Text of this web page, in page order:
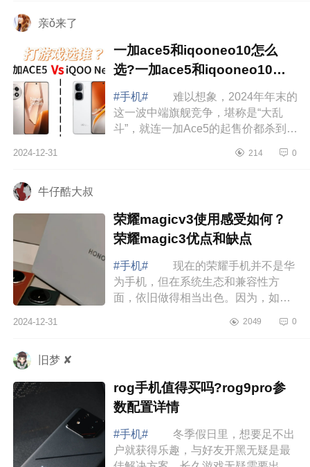
亲ǒ来了
一加ace5和iqooneo10怎么
选?一加ace5和iqooneo10对
比哪个好
#手机#
难以想象，2024年年末的
这一波中端旗舰竞争，堪称是“大乱
斗”，就连一加Ace5的起售价都杀到了
样，这个时候，很多网友都开始纠结
2024-12-31 214 0
牛仔酷大叔
荣耀magicv3使用感受如何？
荣耀magic3优点和缺点
#手机#
现在的荣耀手机并不是华
为手机，但在系统生态和兼容性方
面，依旧做得相当出色。因为，如果
荣耀手机也是不错的选择，下面小编
2024-12-31 2049 0
旧梦 ✘
rog手机值得买吗?rog9pro参
数配置详情
#手机#
冬季假日里，想要足不出
户就获得乐趣，与好友开黑无疑是最